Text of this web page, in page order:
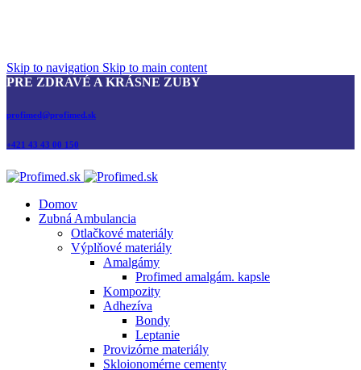
Skip to navigation Skip to main content
PRE ZDRAVÉ A KRÁSNE ZUBY
profimed@profimed.sk
+421 43 43 00 150
Domov
Zubná Ambulancia
Otlačkové materiály
Výplňové materiály
Amalgámy
Profimed amalgám. kapsle
Kompozity
Adhezíva
Bondy
Leptanie
Provizórne materiály
Skloionomérne cementy